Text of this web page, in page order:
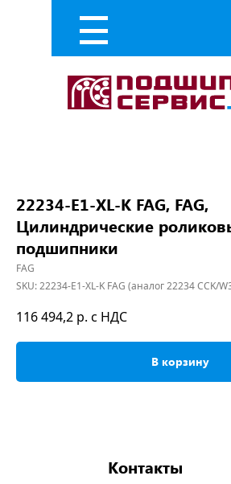
22234-E1-XL-K FAG, FAG,
Цилиндрические
подшипники
FAG
SKU:22234-E1-XL-K FAG (аналог 22234 CCK/
116 494,2 р. с НДС
В корзину
Контакты